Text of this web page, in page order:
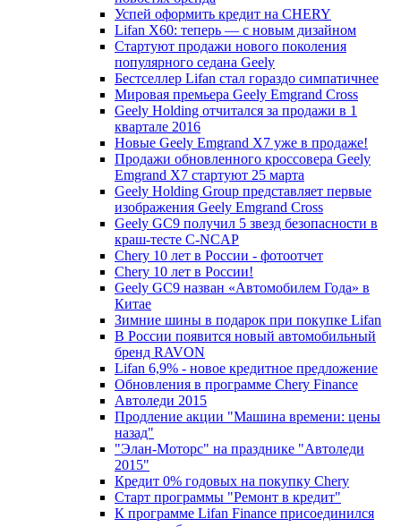
Успей оформить кредит на CHERY
Lifan X60: теперь — с новым дизайном
Стартуют продажи нового поколения
популярного седана Geely
Бестселлер Lifan стал гораздо симпатичнее
Мировая премьера Geely Emgrand Cross
Geely Holding отчитался за продажи в 1
квартале 2016
Новые Geely Emgrand X7 уже в продаже!
Продажи обновленного кроссовера Geely
Emgrand X7 стартуют 25 марта
Geely Holding Group представляет первые
изображения Geely Emgrand Cross
Geely GC9 получил 5 звезд безопасности в
краш-тесте C-NCAP
Chery 10 лет в России - фотоотчет
Chery 10 лет в России!
Geely GC9 назван «Автомобилем Года» в
Китае
Зимние шины в подарок при покупке Lifan
В России появится новый автомобильный
бренд RAVON
Lifan 6,9% - новое кредитное предложение
Обновления в программе Chery Finance
Автоледи 2015
Продление акции "Машина времени: цены
назад"
"Элан-Моторс" на празднике "Автоледи
2015"
Кредит 0% годовых на покупку Chery
Старт программы "Ремонт в кредит"
К программе Lifan Finance присоединился